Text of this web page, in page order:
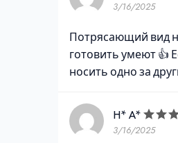
3/16/2025
Потрясающий вид
готовить умеют 👍
носить одно за
H* A*
3/16/2025